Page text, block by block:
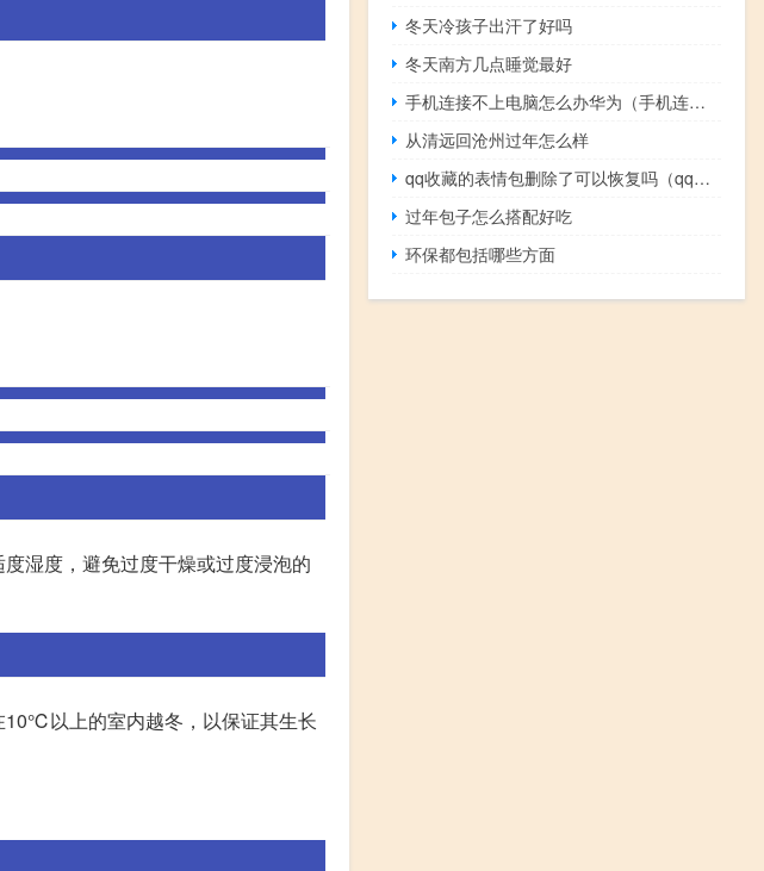
湿度，避免过度干燥或过度浸泡的
10℃以上的室内越冬，以保证其生长
冬天冷孩子出汗了好吗
冬天南方几点睡觉最好
手机连接不上电脑怎么办华为（手机连接不上电脑怎么办）
从清远回沧州过年怎么样
qq收藏的表情包删除了可以恢复吗（qq收藏的表情包删除了怎么恢复）
过年包子怎么搭配好吃
环保都包括哪些方面